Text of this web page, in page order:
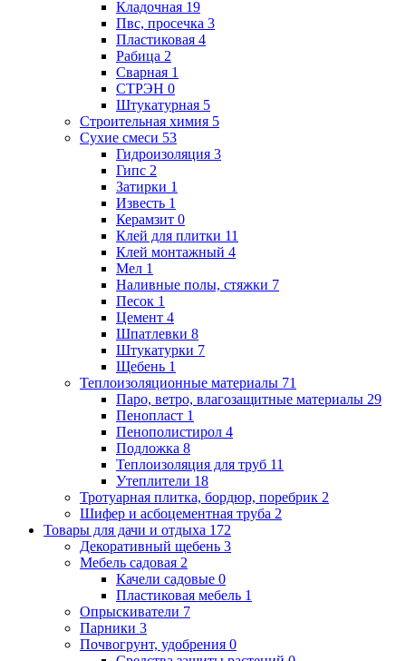
Кладочная 19
Пвс, просечка 3
Пластиковая 4
Рабица 2
Сварная 1
СТРЭН 0
Штукатурная 5
Строительная химия 5
Сухие смеси 53
Гидроизоляция 3
Гипс 2
Затирки 1
Известь 1
Керамзит 0
Клей для плитки 11
Клей монтажный 4
Мел 1
Наливные полы, стяжки 7
Песок 1
Цемент 4
Шпатлевки 8
Штукатурки 7
Щебень 1
Теплоизоляционные материалы 71
Паро, ветро, влагозащитные материалы 29
Пенопласт 1
Пенополистирол 4
Подложка 8
Теплоизоляция для труб 11
Утеплители 18
Тротуарная плитка, бордюр, поребрик 2
Шифер и асбоцементная труба 2
Товары для дачи и отдыха 172
Декоративный щебень 3
Мебель садовая 2
Качели садовые 0
Пластиковая мебель 1
Опрыскиватели 7
Парники 3
Почвогрунт, удобрения 0